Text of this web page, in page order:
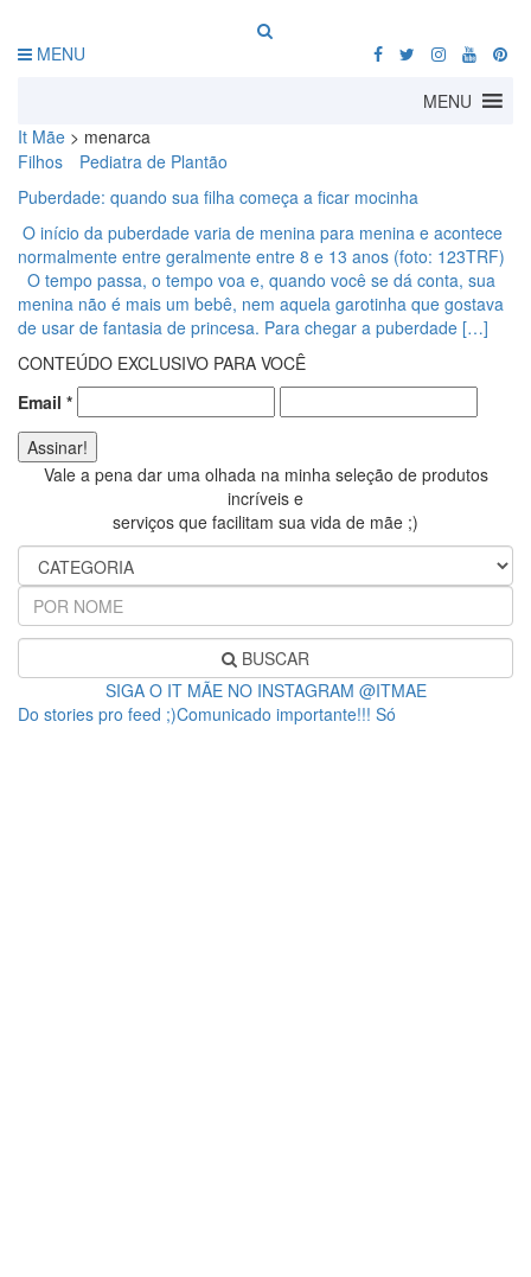
MENU
MENU
It Mãe > menarca
Filhos
Pediatra de Plantão
Puberdade: quando sua filha começa a ficar mocinha
O início da puberdade varia de menina para menina e acontece
normalmente entre geralmente entre 8 e 13 anos (foto: 123TRF)
O tempo passa, o tempo voa e, quando você se dá conta, sua
menina não é mais um bebê, nem aquela garotinha que gostava
de usar de fantasia de princesa. Para chegar a puberdade […]
CONTEÚDO EXCLUSIVO PARA VOCÊ
Email *
Vale a pena dar uma olhada na minha seleção de produtos
incríveis e
serviços que facilitam sua vida de mãe ;)
BUSCAR
SIGA O IT MÃE NO INSTAGRAM @ITMAE
Do stories pro feed ;)Comunicado importante!!! Só